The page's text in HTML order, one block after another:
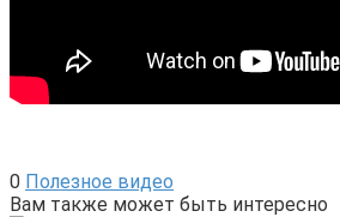
0 Полезное видео
Вам также может быть интересно